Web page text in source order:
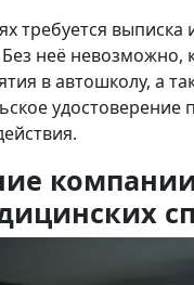
требуется выписка
неё невозможно,
в автошколу, а
удостоверение